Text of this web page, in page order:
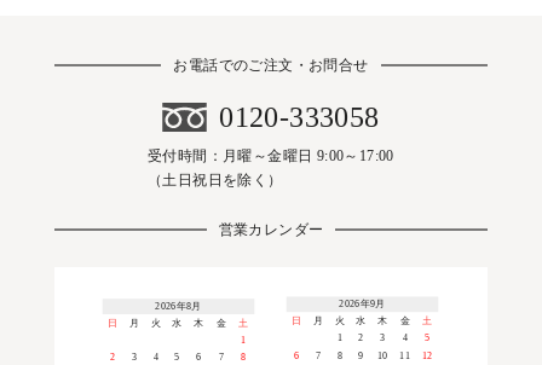
お電話でのご注文・お問合せ
0120-333058
受付時間：月曜～金曜日 9:00～17:00
（土日祝日を除く）
営業カレンダー
2026年8月
日
月 火 水 木 金
土
1
2 3 4 5 6 7 8
2026年9月
日
月 火 水 木 金
土
1
2 3 4 5
6 7 8 9 10 11 12